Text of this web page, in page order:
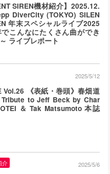
SIREN機材紹介】2025.12.
DiverCity (TOKYO) SILEN
年末スペシャルライブ2025
でこんなにたくさん曲ができ
ライブレポート
Vol.26 《表紙・巻頭》春畑道
to Jeff Beck by Char
＆ Tak Matsumoto 本誌
2025/5/12
介 2025/5/6